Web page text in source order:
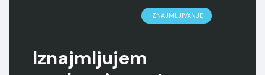
IZNAJMLJIVANJE
Iznajmljujem